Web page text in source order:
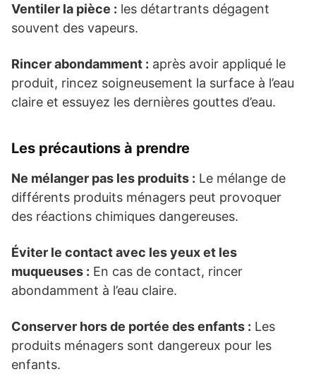
Ventiler la pièce : les détartrants dégagent
souvent des vapeurs.
Rincer abondamment : après avoir appliqué le
produit, rincez soigneusement la surface à l’eau
claire et essuyez les dernières gouttes d’eau.
Les précautions à prendre
Ne mélanger pas les produits : Le mélange de
différents produits ménagers peut provoquer
des réactions chimiques dangereuses.
Éviter le contact avec les yeux et les
muqueuses : En cas de contact, rincer
abondamment à l’eau claire.
Conserver hors de portée des enfants : Les
produits ménagers sont dangereux pour les
enfants.